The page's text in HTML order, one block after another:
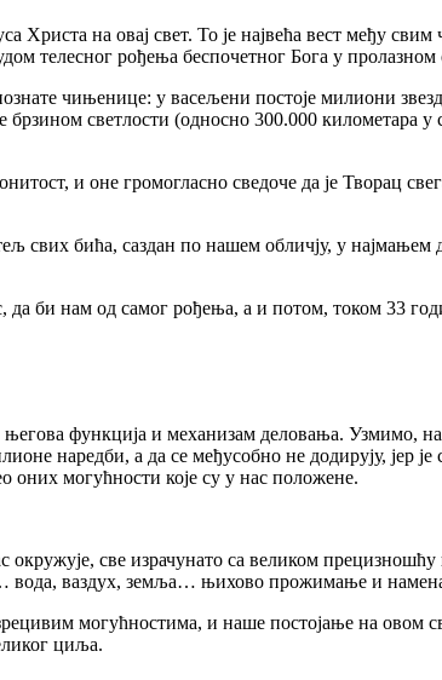
на овај свет. То је највећа вест међу свим
телесног рођења беспочетног Бога у пролазном
чињенице: у васељени постоје милиони
брзином светлости (односно 300.000 километара
и оне громогласно сведоче да је Творац
бића, саздан по нашем обличју, у најмањем
нам од самог рођења, а и потом, током 33
функција и механизам деловања. Узмимо, на
наредби, а да се међусобно не додирују, јер
оних могућности које су у нас положене.
све израчунато са великом прецизношћу и
ваздух, земља… њихово прожимање и
могућностима, и наше постојање на овом
циља.